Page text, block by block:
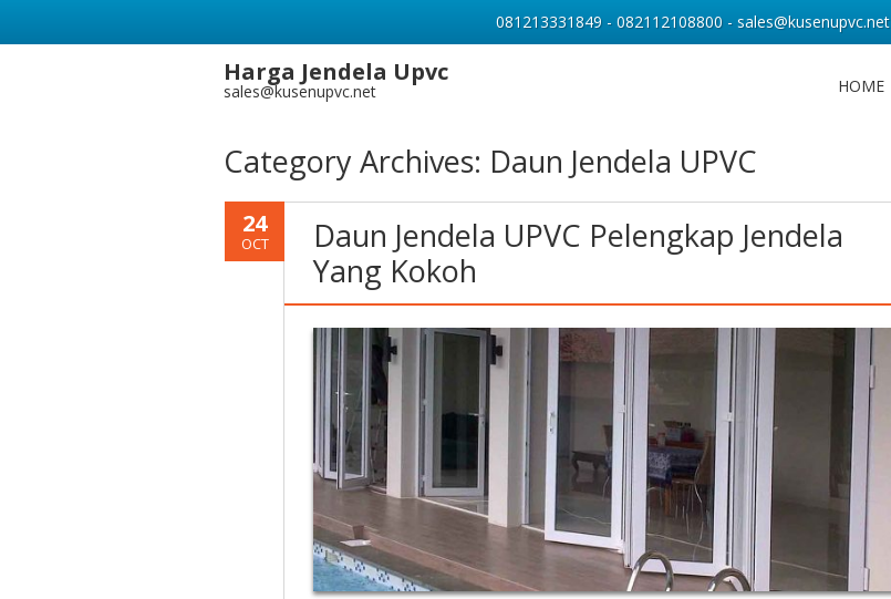
Harga Jendela Upvc
sales@kusenupvc.net HOME
Category Archives: Daun Jendela UPVC
24
OCT
Daun Jendela UPVC Pelengkap Jendela
Yang Kokoh
081213331849 - 082112108800 - sales@kusenupvc.net